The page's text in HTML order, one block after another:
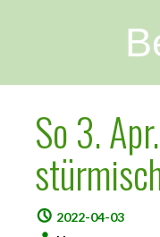
So 3.
2022-04-03